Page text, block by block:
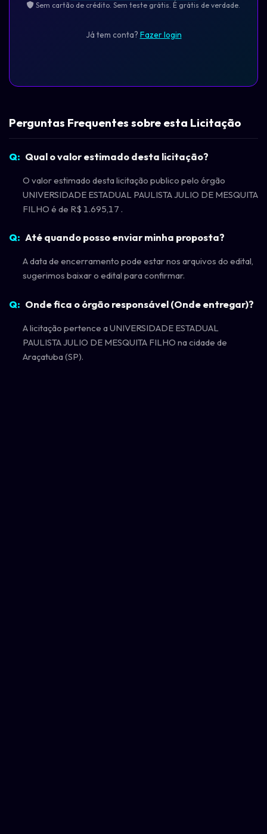
Sem cartão de crédito. Sem teste grátis. É grátis de verdade.
Já tem conta? Fazer login
Perguntas Frequentes sobre esta Licitação
Qual o valor estimado desta licitação?
O valor estimado desta licitação publico pelo órgão
UNIVERSIDADE ESTADUAL PAULISTA JULIO DE MESQUITA
FILHO é de R$ 1.695,17 .
Até quando posso enviar minha proposta?
A data de encerramento pode estar nos arquivos do edital,
sugerimos baixar o edital para confirmar.
Onde fica o órgão responsável (Onde entregar)?
A licitação pertence a UNIVERSIDADE ESTADUAL
PAULISTA JULIO DE MESQUITA FILHO na cidade de
Araçatuba (SP).